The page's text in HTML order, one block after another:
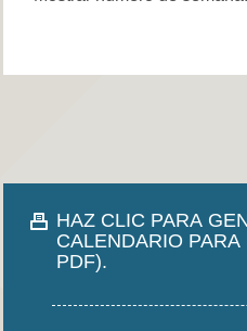
HAZ CLIC PARA
CALENDARIO
PDF).